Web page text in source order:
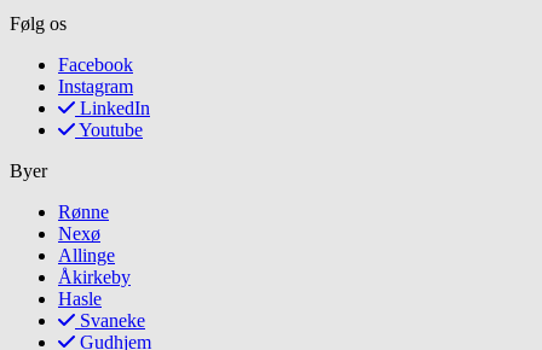
Følg os
Facebook
Instagram
LinkedIn
Youtube
Byer
Rønne
Nexø
Allinge
Åkirkeby
Hasle
Svaneke
Gudhjem